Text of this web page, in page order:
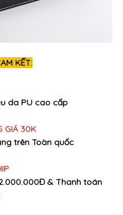
KẾT:
da PU cao cấp
GIÁ 30K
trên Toàn quốc
& Thanh toán